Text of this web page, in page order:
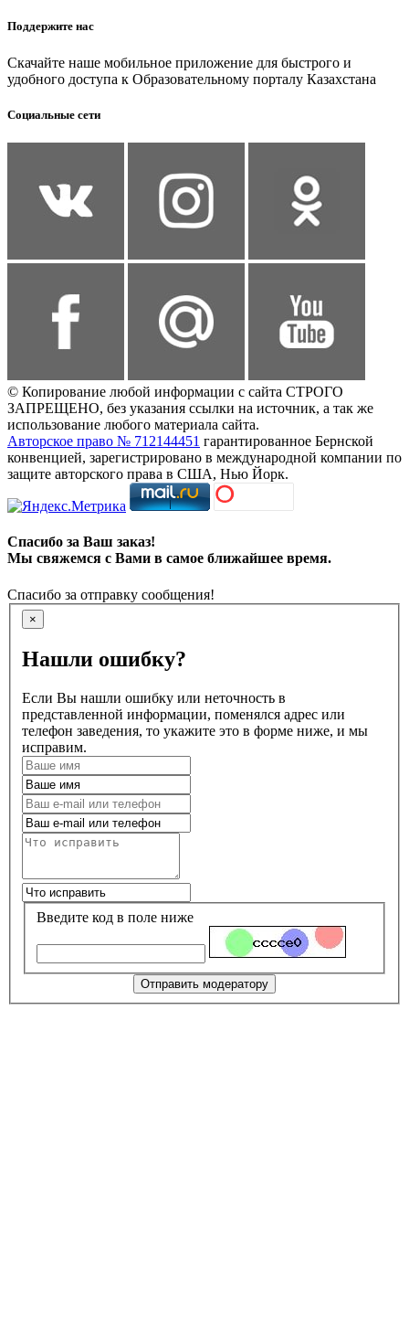
Поддержите нас
Скачайте наше мобильное приложение для быстрого и
удобного доступа к Образовательному порталу Казахстана
Социальные сети
© Копирование любой информации с сайта СТРОГО
ЗАПРЕЩЕНО, без указания ссылки на источник, а так же
использование любого материала сайта.
Авторское право № 712144451 гарантированное Бернской
конвенцией, зарегистрировано в международной компании по
защите авторского права в США, Нью Йорк.
Спасибо за Ваш заказ!
Мы свяжемся с Вами в самое ближайшее время.
Спасибо за отправку сообщения!
×
Нашли ошибку?
Если Вы нашли ошибку или неточность в
представленной информации, поменялся адрес или
телефон заведения, то укажите это в форме ниже, и мы
исправим.
Введите код в поле ниже
Отправить модератору